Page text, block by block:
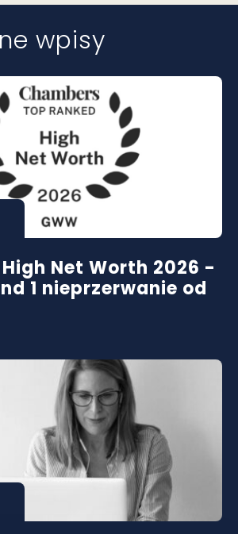
wpisy
Net Worth 2026 -
1 nieprzerwanie od